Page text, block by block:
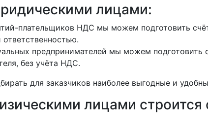
лицами:
плательщиков НДС мы можем подготовить
ответственностью.
предпринимателей мы можем подготовить
без учёта НДС.
для заказчиков наиболее выгодные и
лицами